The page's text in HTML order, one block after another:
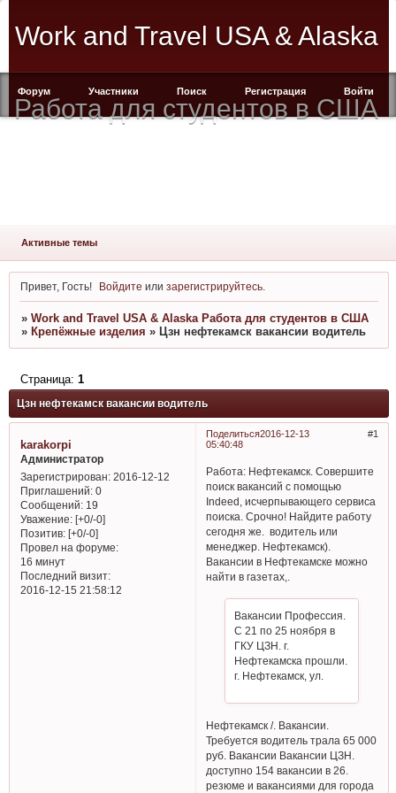
Work and Travel USA & Alaska
Работа для студентов в США
Форум Участники Поиск Регистрация Войти
Активные темы
Привет, Гость! Войдите илизарегистрируйтесь
» Work and Travel USA & Alaska Работа для студентов в США
» Крепёжные изделия » Цзн нефтекамск вакансии водитель
Цзн нефтекамск вакансии водитель
Страница: 1
Поделиться 1
2016-12-13
05:40:48
karakorpi
Администратор
Зарегистрирован: 2016-12-12
Приглашений:0
Сообщений:19
Уважение: [+0/-0]
Позитив: [+0/-0]
Провел на форуме:
16 минут
Последний визит:
2016-12-15 21:58:12
Работа: Нефтекамск. Совершите
поиск вакансий с помощью
Indeed, исчерпывающего сервиса
поиска. Срочно! Найдите работу
сегодня же. водитель или
менеджер. Нефтекамск).
Вакансии в Нефтекамске можно
найти в газетах,.
Вакансии Профессия.
С 21 по 25 ноября в
ГКУ ЦЗН. г.
Нефтекамска прошли.
г. Нефтекамск, ул.
Нефтекамск /. Вакансии.
Требуется водитель трала 65 000
руб. Вакансии Вакансии ЦЗН.
доступно 154 вакансии в 26.
резюме и вакансиями для города